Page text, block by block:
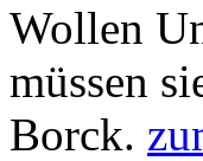
Wollen
müssen
Borck.